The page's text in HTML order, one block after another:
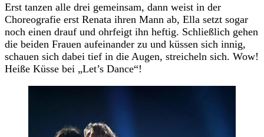
Erst tanzen alle drei gemeinsam, dann weist in der
Choreografie erst Renata ihren Mann ab, Ella setzt sogar
noch einen drauf und ohrfeigt ihn heftig. Schließlich gehen
die beiden Frauen aufeinander zu und küssen sich innig,
schauen sich dabei tief in die Augen, streicheln sich. Wow!
Heiße Küsse bei „Let’s Dance“!